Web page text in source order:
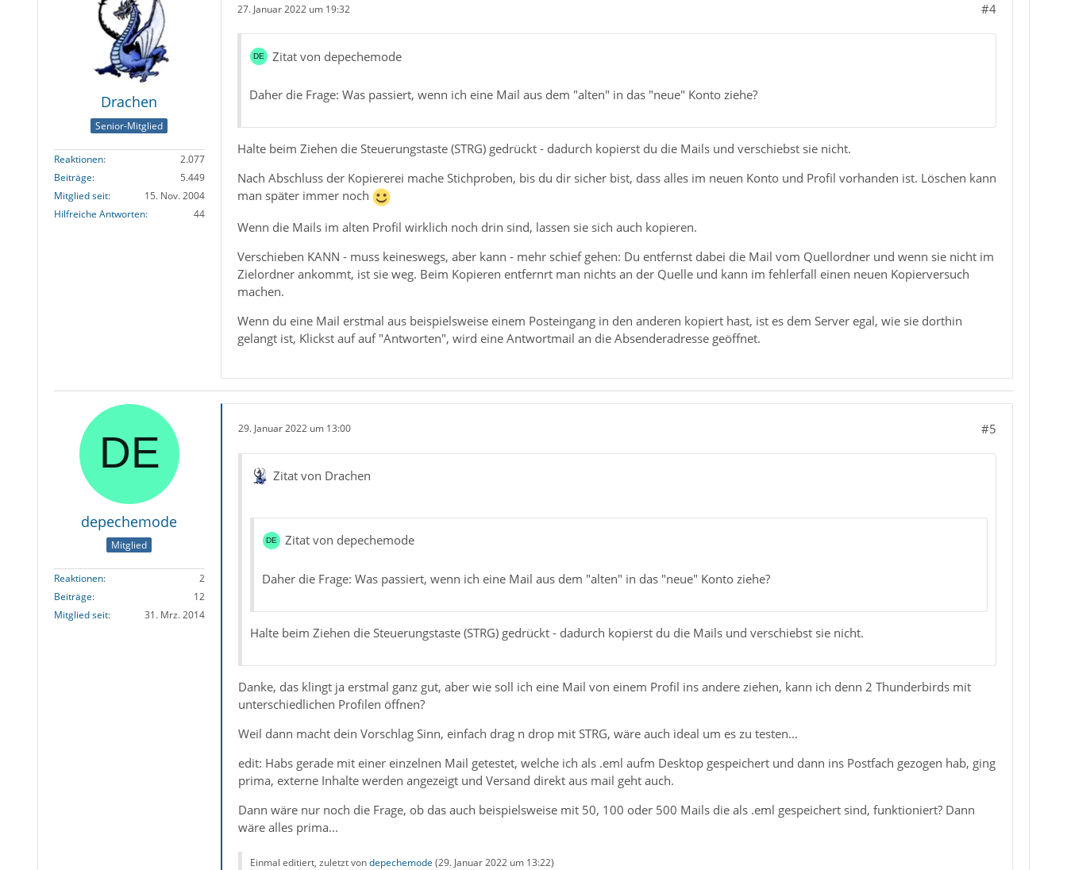
Drachen
Senior-Mitglied
Reaktionen
2.077
Beiträge
5.449
Mitglied seit
15. Nov. 2004
Hilfreiche Antworten
44
27. Januar 2022 um 19:32 #4
Zitat von depechemode
Daher die Frage: Was passiert, wenn ich eine Mail aus dem "alten" in das "neue" Konto ziehe?
Halte beim Ziehen die Steuerungstaste (STRG) gedrückt - dadurch kopierst du die Mails und verschiebst sie nicht.
Nach Abschluss der Kopiererei mache Stichproben, bis du dir sicher bist, dass alles im neuen Konto und Profil vorhanden ist. Löschen kann
man später immer noch
Wenn die Mails im alten Profil wirklich noch drin sind, lassen sie sich auch kopieren.
Verschieben KANN - muss keineswegs, aber kann - mehr schief gehen: Du entfernst dabei die Mail vom Quellordner und wenn sie nicht im
Zielordner ankommt, ist sie weg. Beim Kopieren entfernrt man nichts an der Quelle und kann im fehlerfall einen neuen Kopierversuch
machen.
Wenn du eine Mail erstmal aus beispielsweise einem Posteingang in den anderen kopiert hast, ist es dem Server egal, wie sie dorthin
gelangt ist, Klickst auf auf "Antworten", wird eine Antwortmail an die Absenderadresse geöffnet.
depechemode
Mitglied
Reaktionen
2
Beiträge
12
Mitglied seit
31. Mrz. 2014
29. Januar 2022 um 13:00 #5
Zitat von Drachen
Zitat von depechemode
Daher die Frage: Was passiert, wenn ich eine Mail aus dem "alten" in das "neue" Konto ziehe?
Halte beim Ziehen die Steuerungstaste (STRG) gedrückt - dadurch kopierst du die Mails und verschiebst sie nicht.
Danke, das klingt ja erstmal ganz gut, aber wie soll ich eine Mail von einem Profil ins andere ziehen, kann ich denn 2 Thunderbirds mit
unterschiedlichen Profilen öffnen?
Weil dann macht dein Vorschlag Sinn, einfach drag n drop mit STRG, wäre auch ideal um es zu testen...
edit: Habs gerade mit einer einzelnen Mail getestet, welche ich als .eml aufm Desktop gespeichert und dann ins Postfach gezogen hab, ging
prima, externe Inhalte werden angezeigt und Versand direkt aus mail geht auch.
Dann wäre nur noch die Frage, ob das auch beispielsweise mit 50, 100 oder 500 Mails die als .eml gespeichert sind, funktioniert? Dann
wäre alles prima...
Einmal editiert, zuletzt vondepechemode (29. Januar 2022 um 13:22)